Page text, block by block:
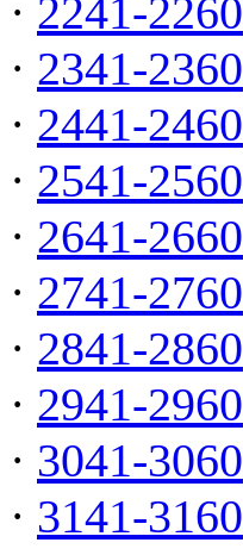
· 2241-2260
· 2341-2360
· 2441-2460
· 2541-2560
· 2641-2660
· 2741-2760
· 2841-2860
· 2941-2960
· 3041-3060
· 3141-3160